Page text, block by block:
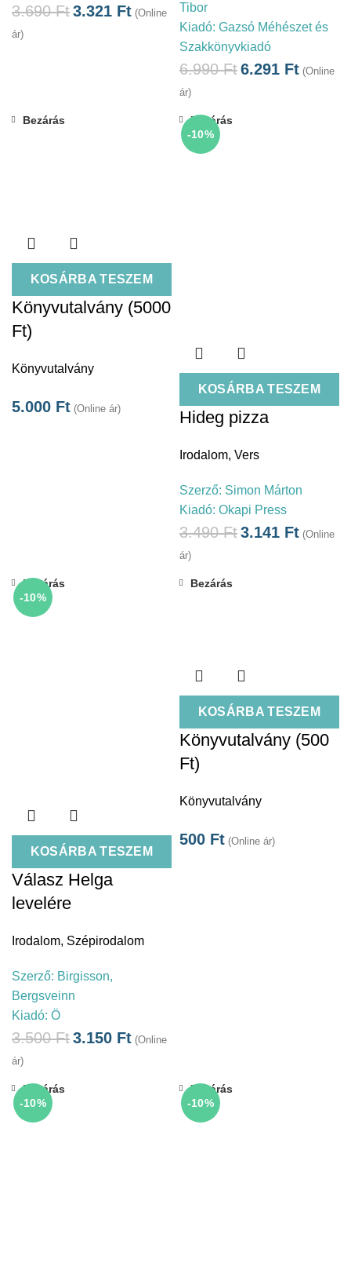
3.690Ft3.321 Ft (Online
ár)
Tibor
Kiadó: Gazsó Méhészet és
Szakkönyvkiadó
6.990Ft6.291 Ft (Online
ár)
KOSÁRBA TESZEM
Bezárás
Könyvutalvány (5000
Ft)
Könyvutalvány
5.000 Ft (Online ár)
-10%
KOSÁRBA TESZEM
Bezárás
Hideg pizza
Irodalom, Vers
Szerző: Simon Márton
Kiadó: Okapi Press
3.490Ft3.141 Ft (Online
ár)
-10%
KOSÁRBA TESZEM
Bezárás
Válasz Helga
levelére
Irodalom, Szépirodalom
Szerző: Birgisson,
Bergsveinn
Kiadó: Ö
3.500Ft3.150 Ft (Online
ár)
KOSÁRBA TESZEM
Bezárás
Könyvutalvány (500
Ft)
Könyvutalvány
500 Ft (Online ár)
-10%
Bezárás
-10%
Bezárás